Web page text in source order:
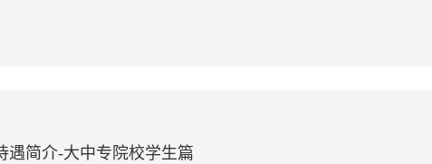
遇简介-大中专院校学生篇